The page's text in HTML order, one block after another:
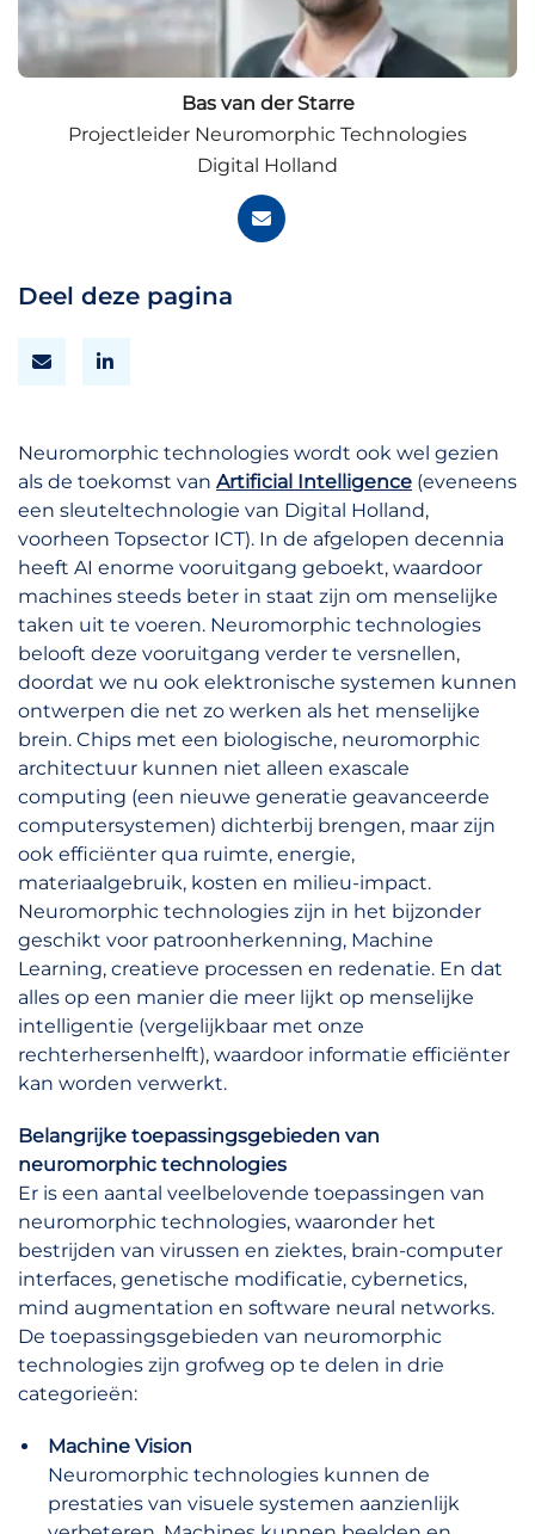
Bas van der Starre
Projectleider Neuromorphic Technologies
Digital Holland
Deel deze pagina
Neuromorphic technologies wordt ook wel gezien
als de toekomst van Artificial Intelligence (eveneens
een sleuteltechnologie van Digital Holland,
voorheen Topsector ICT). In de afgelopen decennia
heeft AI enorme vooruitgang geboekt, waardoor
machines steeds beter in staat zijn om menselijke
taken uit te voeren. Neuromorphic technologies
belooft deze vooruitgang verder te versnellen,
doordat we nu ook elektronische systemen kunnen
ontwerpen die net zo werken als het menselijke
brein. Chips met een biologische, neuromorphic
architectuur kunnen niet alleen exascale
computing (een nieuwe generatie geavanceerde
computersystemen) dichterbij brengen, maar zijn
ook efficiënter qua ruimte, energie,
materiaalgebruik, kosten en milieu-impact.
Neuromorphic technologies zijn in het bijzonder
geschikt voor patroonherkenning, Machine
Learning, creatieve processen en redenatie. En dat
alles op een manier die meer lijkt op menselijke
intelligentie (vergelijkbaar met onze
rechterhersenhelft), waardoor informatie efficiënter
kan worden verwerkt.
Belangrijke toepassingsgebieden van
neuromorphic technologies
Er is een aantal veelbelovende toepassingen van
neuromorphic technologies, waaronder het
bestrijden van virussen en ziektes, brain-computer
interfaces, genetische modificatie, cybernetics,
mind augmentation en software neural networks.
De toepassingsgebieden van neuromorphic
technologies zijn grofweg op te delen in drie
categorieën:
Machine Vision
Neuromorphic technologies kunnen de
prestaties van visuele systemen aanzienlijk